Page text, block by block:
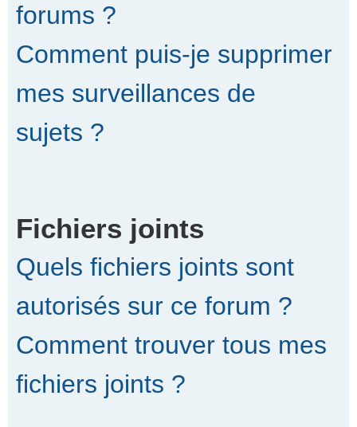
forums ?
Comment puis-je supprimer
mes surveillances de
sujets ?
Fichiers joints
Quels fichiers joints sont
autorisés sur ce forum ?
Comment trouver tous mes
fichiers joints ?